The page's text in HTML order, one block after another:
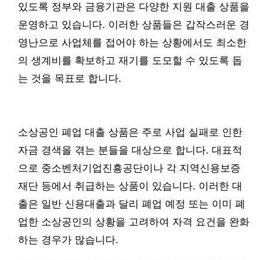
있도록 정부와 금융기관은 다양한 지원 대출 상품을
운영하고 있습니다. 이러한 상품들은 갑작스러운 경
영난으로 사업체를 접어야 하는 상황에서도 최소한
의 생계비를 확보하고 재기를 도모할 수 있도록 돕
는 것을 목표로 합니다.
소상공인 폐업 대출 상품은 주로 사업 실패로 인한
자금 경색을 겪는 분들을 대상으로 합니다. 대표적
으로 중소벤처기업진흥공단이나 각 지역신용보증
재단 등에서 취급하는 상품이 있습니다. 이러한 대
출은 일반 신용대출과 달리 폐업 예정 또는 이미 폐
업한 소상공인의 상황을 고려하여 자격 요건을 완화
하는 경우가 많습니다.